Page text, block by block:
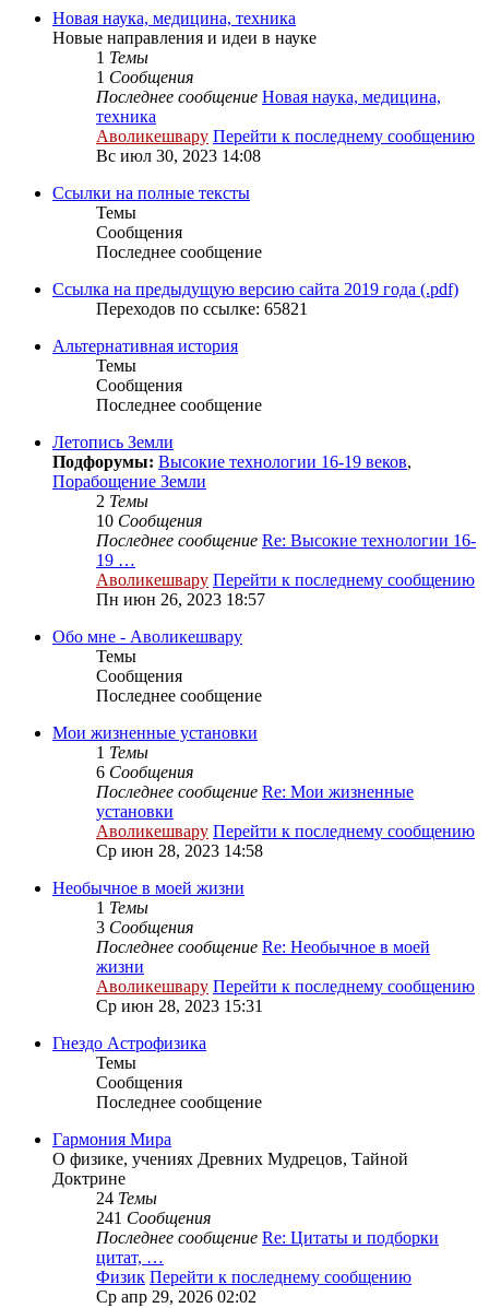
Новая наука, медицина, техника
Новые направления и идеи в науке
1 Темы
1 Сообщения
Последнее сообщение Новая наука, медицина,
техника
Аволикешвару Перейти к последнему сообщению
Вс июл 30, 2023 14:08
Ссылки на полные тексты
Темы
Сообщения
Последнее сообщение
Ссылка на предыдущую версию сайта 2019 года (.pdf)
Переходов по ссылке: 65821
Альтернативная история
Темы
Сообщения
Последнее сообщение
Летопись Земли
Подфорумы: Высокие технологии 16-19 веков,
Порабощение Земли
2 Темы
10 Сообщения
Последнее сообщение Re: Высокие технологии 16-
19 …
Аволикешвару Перейти к последнему сообщению
Пн июн 26, 2023 18:57
Обо мне - Аволикешвару
Темы
Сообщения
Последнее сообщение
Мои жизненные установки
1 Темы
6 Сообщения
Последнее сообщение Re: Мои жизненные
установки
Аволикешвару Перейти к последнему сообщению
Ср июн 28, 2023 14:58
Необычное в моей жизни
1 Темы
3 Сообщения
Последнее сообщение Re: Необычное в моей
жизни
Аволикешвару Перейти к последнему сообщению
Ср июн 28, 2023 15:31
Гнездо Астрофизика
Темы
Сообщения
Последнее сообщение
Гармония Мира
О физике, учениях Древних Мудрецов, Тайной
Доктрине
24 Темы
241 Сообщения
Последнее сообщение Re: Цитаты и подборки
цитат, …
Физик Перейти к последнему сообщению
Ср апр 29, 2026 02:02